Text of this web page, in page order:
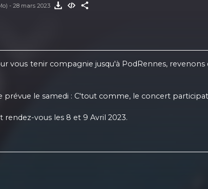
- 28 mars 2023
vous tenir compagnie jusqu'à PodRennes,
prévue le samedi : C'tout comme, le concert
rendez-vous les 8 et 9 Avril 2023.